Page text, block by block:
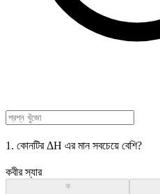
1. কোনটির ΔH এর মান সবচেয়ে বেশি?
কবীর স্যার
ক